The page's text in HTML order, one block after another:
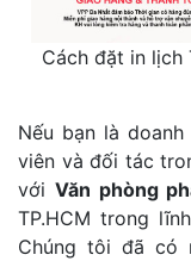
Cách đặt in lịch
Nếu bạn là
viên và đối tác
với Văn phòng
TP.HCM trong
Chúng tôi đã có